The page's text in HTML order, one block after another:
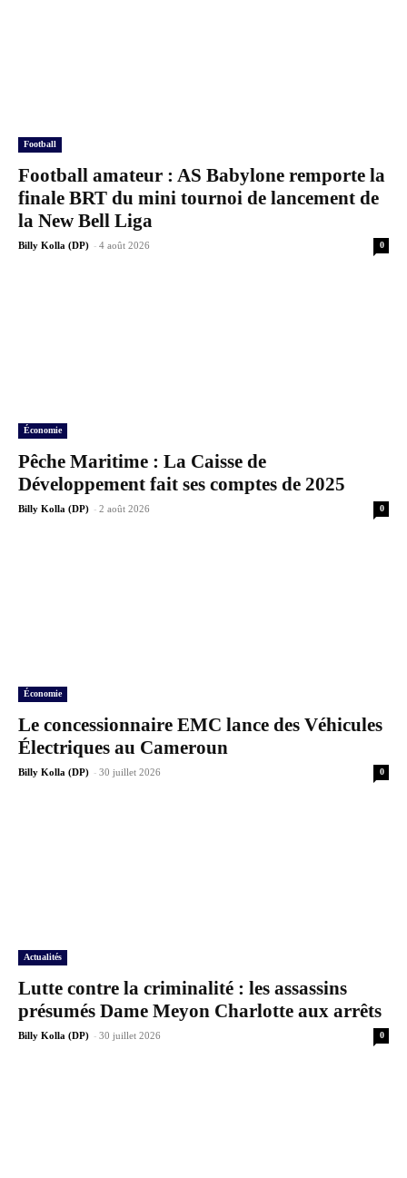
Football
Football amateur : AS Babylone remporte la
finale BRT du mini tournoi de lancement de
la New Bell Liga
Billy Kolla (DP) - 4 août 2026 0
Économie
Pêche Maritime : La Caisse de
Développement fait ses comptes de 2025
Billy Kolla (DP) - 2 août 2026 0
Économie
Le concessionnaire EMC lance des Véhicules
Électriques au Cameroun
Billy Kolla (DP) - 30 juillet 2026 0
Actualités
Lutte contre la criminalité : les assassins
présumés Dame Meyon Charlotte aux arrêts
Billy Kolla (DP) - 30 juillet 2026 0